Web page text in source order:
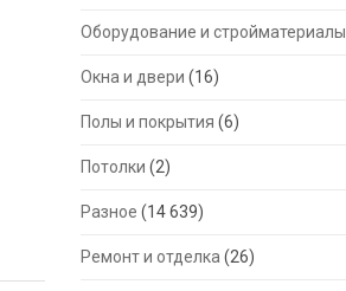
Оборудование и стройматериалы
Окна и двери (16)
Полы и покрытия (6)
Потолки (2)
Разное (14 639)
Ремонт и отделка (26)